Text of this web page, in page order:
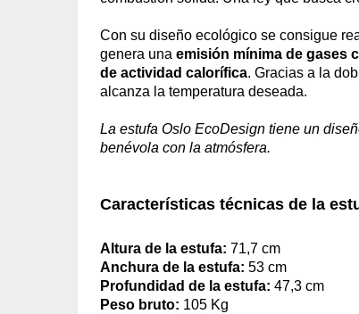
Con su diseño ecológico se consigue
genera una emisión mínima de gases
de actividad calorífica. Gracias a la
alcanza la temperatura deseada.
La estufa Oslo EcoDesign tiene un
benévola con la atmósfera.
Características técnicas de la
Altura de la estufa: 71,7 cm
Anchura de la estufa: 53 cm
Profundidad de la estufa: 47,3 cm
Peso bruto: 105 Kg